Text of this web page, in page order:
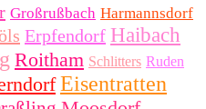
Großrußbach Harmannsdorf
Erpfendorf Haibach
Roitham Schlitters Ruden
Eisentratten